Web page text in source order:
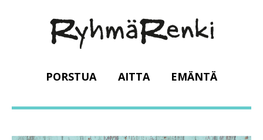
PORSTUA AITTA EMÄNTÄ